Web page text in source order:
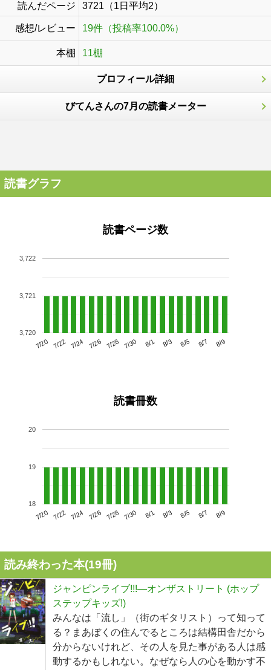
読んだページ
3721（1日平均2）
感想/レビュー 19件（投稿率100.0%）
本棚 11棚
プロフィール詳細
びてんさんの7月の読書メーター
読書グラフ
読書ページ数
7/20 7/22 7/24 7/26 7/28 7/30 8/1 8/3 8/5 8/7 8/9
3,720
3,721
3,722
読書冊数
7/20 7/22 7/24 7/26 7/28 7/30 8/1 8/3 8/5 8/7 8/9
18
19
20
読み終わった本(19冊)
ジャンピンライブ!!!―オンザストリート (ホップ
ステップキッズ!)
みんなは「流し」（街のギタリスト）って知って
る？まあぼくの住んでるところは結構田舎だから
分からないけれど、その人を見た事がある人は感
動するかもしれない。なぜなら人の心を動かす不